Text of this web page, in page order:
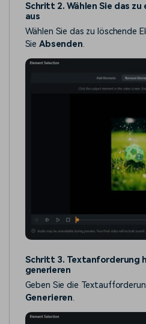
Schritt 2. Wählen Sie das
aus
Wählen Sie das zu löschende
SieAbsenden.
Schritt 3. Textanforderung
generieren
Geben Sie die
Generieren.